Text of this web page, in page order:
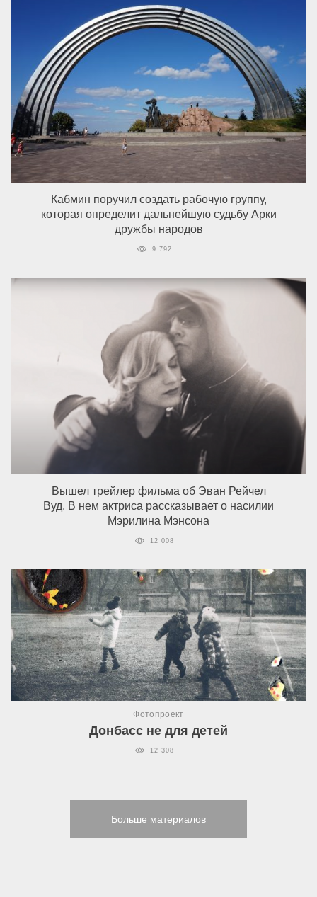
Кабмин поручил создать рабочую группу,
которая определит дальнейшую судьбу Арки
дружбы народов
9 792
Вышел трейлер фильма об Эван Рейчел
Вуд. В нем актриса рассказывает о насилии
Мэрилина Мэнсона
12 008
Фотопроект
Донбасс не для детей
12 308
Больше материалов